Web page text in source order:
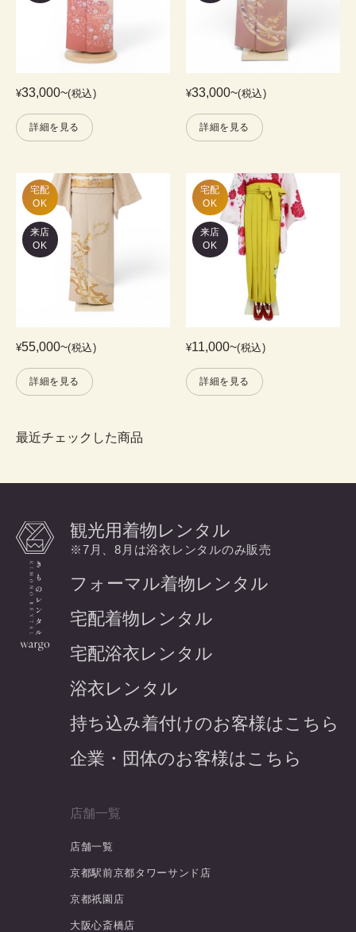
¥33,000~(税込)
詳細を見る
¥33,000~(税込)
詳細を見る
宅配
OK
来店
OK
¥55,000~(税込)
詳細を見る
宅配
OK
来店
OK
¥11,000~(税込)
詳細を見る
最近チェックした商品
観光用着物レンタル
※7月、8月は浴衣レンタルのみ販売
フォーマル着物レンタル
宅配着物レンタル
宅配浴衣レンタル
浴衣レンタル
持ち込み着付けのお客様はこちら
企業・団体のお客様はこちら
店舗一覧
店舗一覧
京都駅前京都タワーサンド店
京都祇園店
大阪心斎橋店